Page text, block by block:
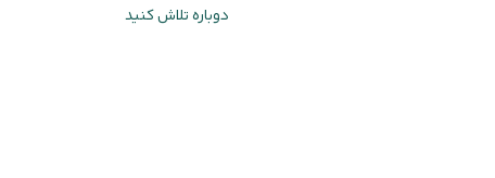
دوباره تلاش کنید